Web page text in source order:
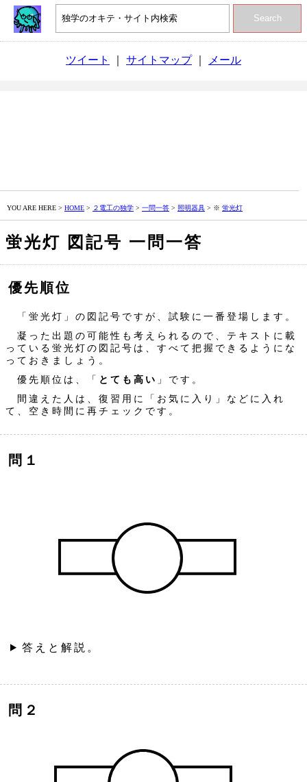
Search
ツイート サイトマップ｜ メール
YOU ARE HERE > HOME > ２電工の独学 > 一問一答 > 照明器具 > ※ 蛍光灯
蛍光灯 図記号 一問一答
優先順位
「蛍光灯」の図記号ですが、試験に一番登場します。
凝った出題の可能性も考えられるので、テキストに載
っている蛍光灯の図記号は、すべて把握できるようにな
っておきましょう。
優先順位は、「 とても高い 」です。
間違えた人は、復習用に「お気に入り」などに入れ
て、空き時間に再チェックです。
問１
答えと解説。
問２